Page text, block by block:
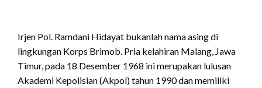
Irjen Pol. Ramdani Hidayat bukanlah nama asing di
lingkungan Korps Brimob. Pria kelahiran Malang, Jawa
Timur, pada 18 Desember 1968 ini merupakan lulusan
Akademi Kepolisian (Akpol) tahun 1990 dan memiliki